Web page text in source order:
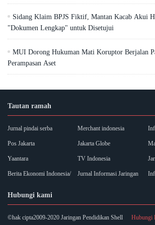
Sidang Klaim BPJS Fiktif, Mantan Kacab Akui
"Dokumen Lengkap" untuk Disetujui
MUI Dorong Hukuman Mati Koruptor Berjalan
Perampasan Aset
Tautan ramah
Jurnal pindai serba Merchant indonesia
Pos Jakarta Jakarta Globe
Yaantara TV Indonesia
Berita Ekonomi Indonesia/ Jurnal Informasi Jaringan
Hubungi kami
©hak cipta2009-2020 Jaringan Pendidikan Shell Hubungi